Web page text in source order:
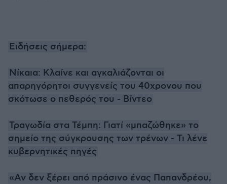
Ειδήσεις σήμερα:
Νίκαια: Κλαίνε και αγκαλιάζονται οι
απαρηγόρητοι συγγενείς του 40χρονου που
σκότωσε ο πεθερός του - Βίντεο
Τραγωδία στα Τέμπη: Γιατί «μπαζώθηκε» το
σημείο της σύγκρουσης των τρένων - Τι λένε
κυβερνητικές πηγές
«Αν δεν ξέρει από πράσινο ένας Παπανδρέου,